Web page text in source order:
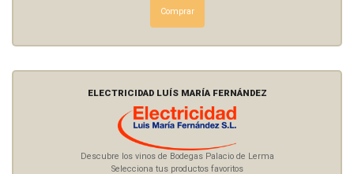
Comprar
ELECTRICIDAD LUÍS MARÍA FERNÁNDEZ
Descubre los vinos de Bodegas Palacio de Lerma
Selecciona tus productos favoritos